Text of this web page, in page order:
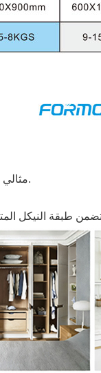
مثالي لجميع أنواع غرف المعيشة، غرف النوم، المطابخ، الحمامات.